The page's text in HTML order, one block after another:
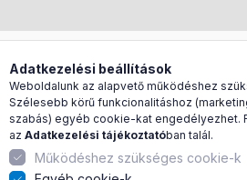
Árukereső.hu
Adatkezelési beállítások
Weboldalunk az alapvető működéshez
Szélesebb körű funkcionalitáshoz
szabás) egyéb cookie-kat engedélyezhet.
az Adatkezelési tájékoztatóban talál.
Működéshez szükséges cookie-k